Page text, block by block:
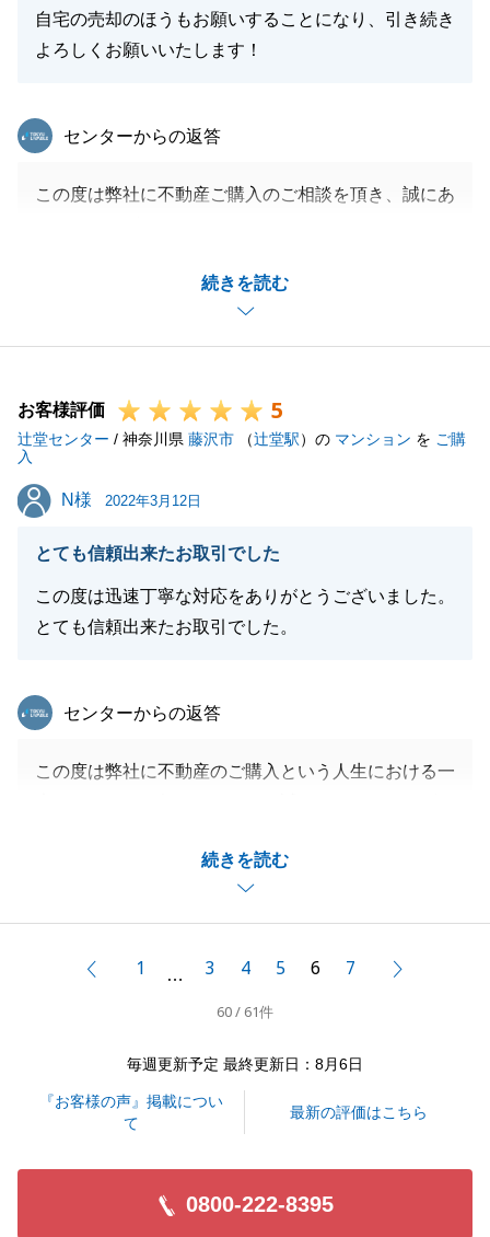
自宅の売却のほうもお願いすることになり、引き続き
よろしくお願いいたします！
続きを読む
東急リバブル
センターからの返答
この度は弊社に不動産ご購入のご相談を頂き、誠にあ
ご契約からお引渡しまで、I様のご協力により滞りな
くお取引を進めることができました。
ご自宅のご売却もご期待にお応えできますよう、精一
杯努めさせていただきます。
閉じる
お客様評価 5
辻堂センター / 神奈川県 藤沢市 （辻堂駅）の マンション を ご購
入
N様
N様 2022年3月12日
とても信頼出来たお取引でした
この度は迅速丁寧な対応をありがとうございました。
とても信頼出来たお取引でした。
続きを読む
東急リバブル
センターからの返答
この度は弊社に不動産のご購入という人生における一
ご契約からご決済までご依頼事項が多岐に渡りました
が、都度適切にご対応賜りましたことに感謝申し上げ
ます。
かお困りごとがございましたら、お気軽にお申し付け
前へ1 … 3 4 5 6 7
60 / 61件
毎週更新予定 最終更新日：8月6日
『お客様の声』掲載につい
て
最新の評価はこちら
0800-222-8395